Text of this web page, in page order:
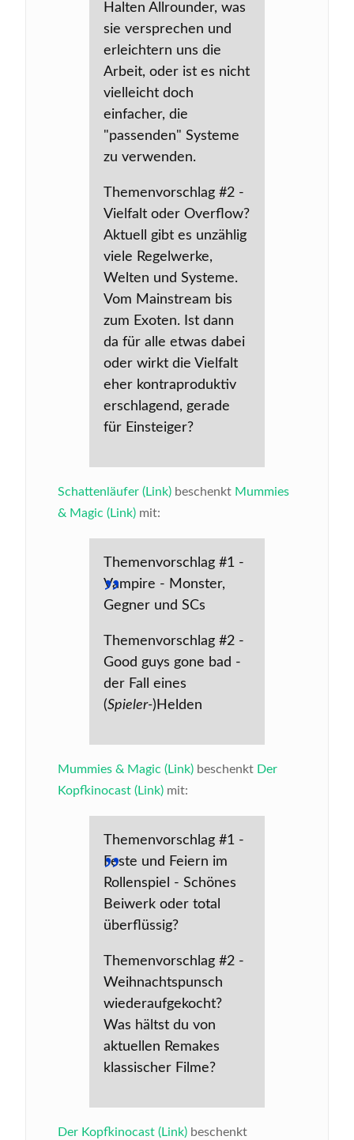
Halten Allrounder, was
sie versprechen und
erleichtern uns die
Arbeit, oder ist es nicht
vielleicht doch
einfacher, die
"passenden" Systeme
zu verwenden.
Themenvorschlag #2 -
Vielfalt oder Overflow?
Aktuell gibt es unzählig
viele Regelwerke,
Welten und Systeme.
Vom Mainstream bis
zum Exoten. Ist dann
da für alle etwas dabei
oder wirkt die Vielfalt
eher kontraproduktiv
erschlagend, gerade
für Einsteiger?
Schattenläufer (Link) beschenkt Mummies
& Magic (Link) mit:
Themenvorschlag #1 -
Vampire - Monster,
Gegner und SCs
Themenvorschlag #2 -
Good guys gone bad -
der Fall eines
(Spieler-)Helden
Mummies & Magic (Link) beschenkt Der
Kopfkinocast (Link) mit:
Themenvorschlag #1 -
Feste und Feiern im
Rollenspiel - Schönes
Beiwerk oder total
überflüssig?
Themenvorschlag #2 -
Weihnachtspunsch
wiederaufgekocht?
Was hältst du von
aktuellen Remakes
klassischer Filme?
Der Kopfkinocast (Link) beschenkt